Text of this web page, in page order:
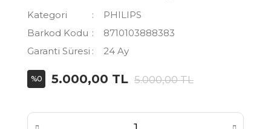
Kategori
PHILIPS
Barkod Kodu
8710103888383
Garanti Süresi
24 Ay
%0 5.000,00 TL 5.000,00 TL